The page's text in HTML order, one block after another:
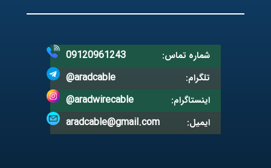
شماره تماس: 09120961243
تلگرام: @aradcable
اینستاگرام: @aradwirecable
ایمیل: aradcable@gmail.com